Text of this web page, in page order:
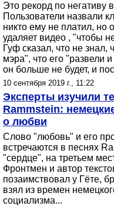
Это рекорд по негативу
Пользователи назвали
никто ему не платил, но
удаляет видео , "чтобы
Гуф сказал, что не
мэра", что его "развели
он больше не будет, и
10 сентября 2019 г., 11:22
Эксперты изучили
Rammstein:
о любви
Cлово "любовь" и его
встречаются в песнях
"сердце", на третьем
Фронтмен и автор
позаимствовал у Гёте,
взял из времен
социализма...